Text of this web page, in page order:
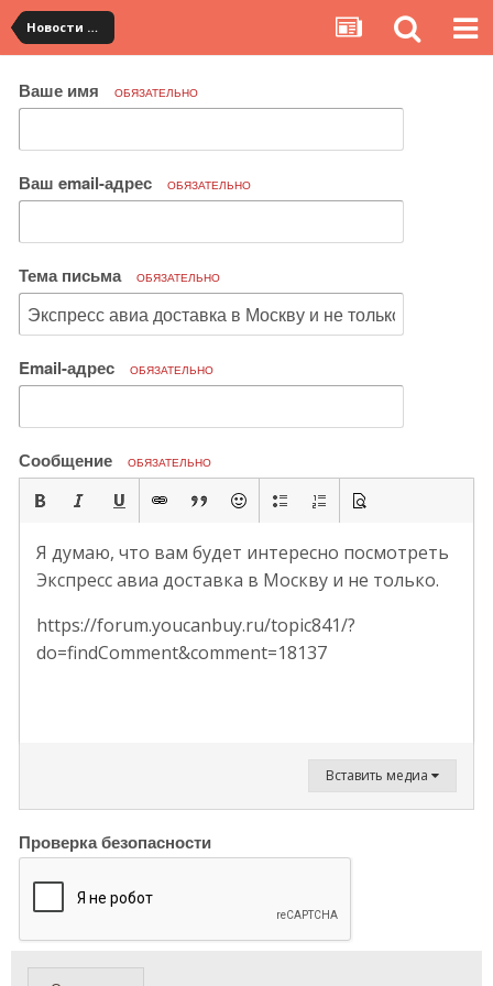
Новости сервиса
Ваше имя ОБЯЗАТЕЛЬНО
Ваш email-адрес ОБЯЗАТЕЛЬНО
Тема письма ОБЯЗАТЕЛЬНО
Email-адрес ОБЯЗАТЕЛЬНО
Сообщение ОБЯЗАТЕЛЬНО
Я думаю, что вам будет интересно посмотреть
Экспресс авиа доставка в Москву и не только.
https://forum.youcanbuy.ru/topic841/?
do=findComment&comment=18137
Вставить медиа
Проверка безопасности